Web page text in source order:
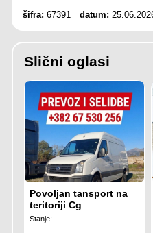
šifra: 67391 datum:
Slični oglasi
Povoljan tansport na
teritoriji Cg
Stanje: